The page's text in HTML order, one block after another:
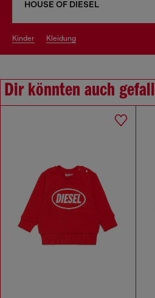
HOUSE OF DIESEL
kinder kleidung
Dir könnten auch